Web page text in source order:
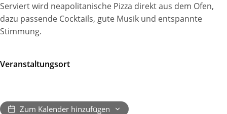
Serviert wird neapolitanische Pizza direkt aus dem Ofen,
dazu passende Cocktails, gute Musik und entspannte
Stimmung.
Veranstaltungsort
Zum Kalender hinzufügen